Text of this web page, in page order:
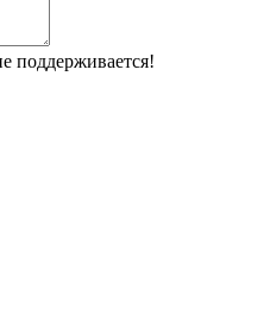
поддерживается!